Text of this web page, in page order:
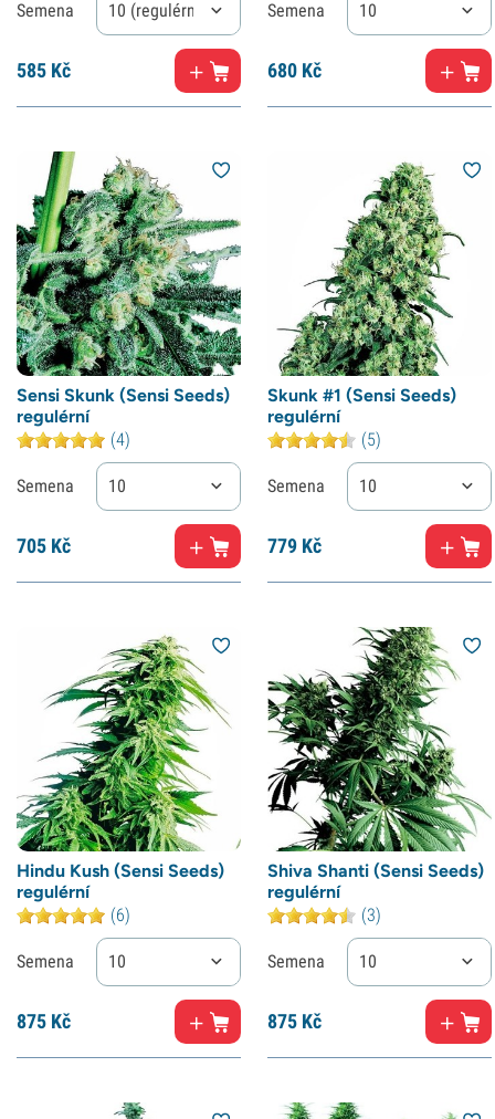
Semena 10 (regulérní)
585 Kč
Semena 10
680 Kč
Sensi Skunk (Sensi Seeds)
regulérní
(4)
Semena 10
705 Kč
Skunk #1 (Sensi Seeds)
regulérní
(5)
Semena 10
779 Kč
Hindu Kush (Sensi Seeds)
regulérní
(6)
Semena 10
875 Kč
Shiva Shanti (Sensi Seeds)
regulérní
(3)
Semena 10
875 Kč